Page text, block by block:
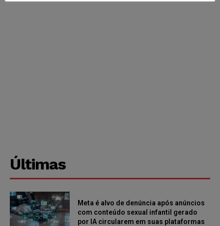
Últimas
Meta é alvo de denúncia após anúncios
com conteúdo sexual infantil gerado
por IA circularem em suas plataformas